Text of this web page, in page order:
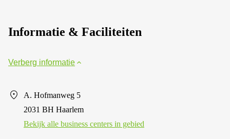
Informatie & Faciliteiten
Verberg informatie
A. Hofmanweg 5
2031 BH Haarlem
Bekijk alle business centers in gebied